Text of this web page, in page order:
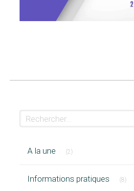
Rechercher
A la une (2)
Informations pratiques (8)